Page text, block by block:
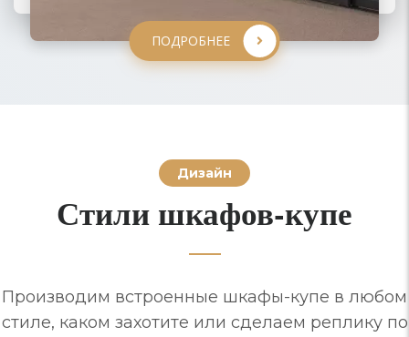
ПОДРОБНЕЕ
ПОДРОБНЕЕ
Дизайн
Стили шкафов-купе
Производим встроенные шкафы-купе в любом
стиле, каком захотите или сделаем реплику по